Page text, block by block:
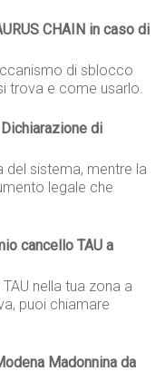
CHAIN in caso di
di sblocco
trova e come usarlo.
di
del sistema, mentre la
legale che
cancello TAU a
nella tua zona a
puoi chiamare
Madonnina da